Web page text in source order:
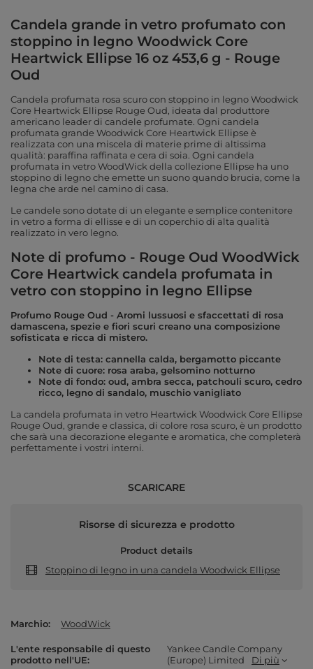
Candela grande in vetro profumato con
stoppino in legno Woodwick Core
Heartwick Ellipse 16 oz 453,6 g - Rouge
Oud
Candela profumata rosa scuro con stoppino in legno Woodwick
Core Heartwick Ellipse Rouge Oud, ideata dal produttore
americano leader di candele profumate. Ogni candela
profumata grande Woodwick Core Heartwick Ellipse è
realizzata con una miscela di materie prime di altissima
qualità: paraffina raffinata e cera di soia. Ogni candela
profumata in vetro WoodWick della collezione Ellipse ha uno
stoppino di legno che emette un suono quando brucia, come la
legna che arde nel camino di casa.
Le candele sono dotate di un elegante e semplice contenitore
in vetro a forma di ellisse e di un coperchio di alta qualità
realizzato in vero legno.
Note di profumo - Rouge Oud WoodWick
Core Heartwick candela profumata in
vetro con stoppino in legno Ellipse
Profumo Rouge Oud - Aromi lussuosi e sfaccettati di rosa
damascena, spezie e fiori scuri creano una composizione
sofisticata e ricca di mistero.
Note di testa: cannella calda, bergamotto piccante
Note di cuore: rosa araba, gelsomino notturno
Note di fondo: oud, ambra secca, patchouli scuro, cedro
ricco, legno di sandalo, muschio vanigliato
La candela profumata in vetro Heartwick Woodwick Core Ellipse
Rouge Oud, grande e classica, di colore rosa scuro, è un prodotto
che sarà una decorazione elegante e aromatica, che completerà
perfettamente i vostri interni.
SCARICARE
Risorse di sicurezza e prodotto
Product details
Stoppino di legno in una candela Woodwick Ellipse
Marchio WoodWick
L'ente responsabile di questo
prodotto nell'UE
Yankee Candle Company
(Europe) Limited
Di più